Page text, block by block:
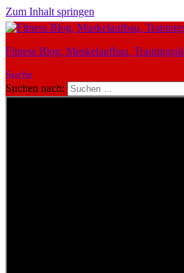
Zum Inhalt springen
Fitness Blog, Muskelaufbau,
Suche
Suchen nach: